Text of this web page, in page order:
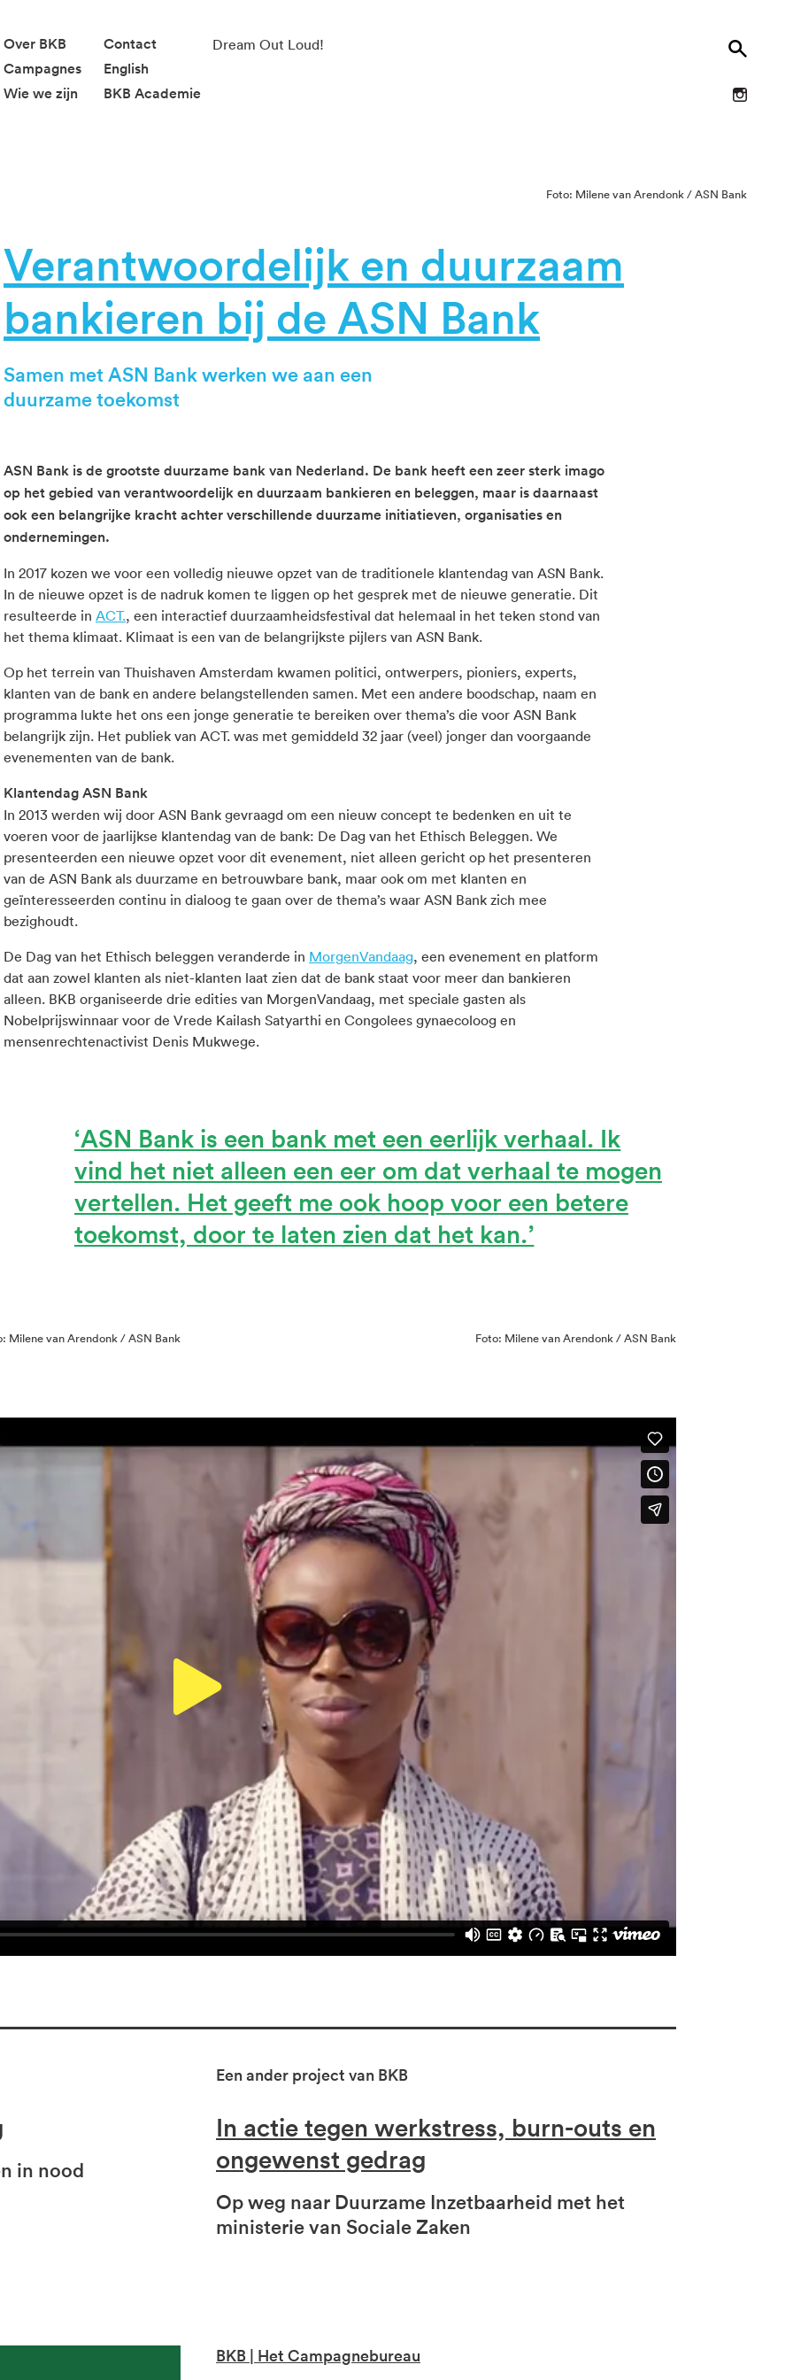
Over BKB
Campagnes
Wie we zijn
Contact
English
BKB Academie
Dream Out Loud!
Foto: Milene van Arendonk / ASN Bank
Verantwoordelijk en duurzaam
bankieren bij de ASN Bank
Samen met ASN Bank werken we aan een
duurzame toekomst
ASN Bank is de grootste duurzame bank van Nederland. De bank heeft een zeer sterk imago
op het gebied van verantwoordelijk en duurzaam bankieren en beleggen, maar is daarnaast
ook een belangrijke kracht achter verschillende duurzame initiatieven, organisaties en
ondernemingen.
In 2017 kozen we voor een volledig nieuwe opzet van de traditionele klantendag van ASN Bank.
In de nieuwe opzet is de nadruk komen te liggen op het gesprek met de nieuwe generatie. Dit
resulteerde in ACT., een interactief duurzaamheidsfestival dat helemaal in het teken stond van
het thema klimaat. Klimaat is een van de belangrijkste pijlers van ASN Bank.
Op het terrein van Thuishaven Amsterdam kwamen politici, ontwerpers, pioniers, experts,
klanten van de bank en andere belangstellenden samen. Met een andere boodschap, naam en
programma lukte het ons een jonge generatie te bereiken over thema’s die voor ASN Bank
belangrijk zijn. Het publiek van ACT. was met gemiddeld 32 jaar (veel) jonger dan voorgaande
evenementen van de bank.
Klantendag ASN Bank
In 2013 werden wij door ASN Bank gevraagd om een nieuw concept te bedenken en uit te
voeren voor de jaarlijkse klantendag van de bank: De Dag van het Ethisch Beleggen. We
presenteerden een nieuwe opzet voor dit evenement, niet alleen gericht op het presenteren
van de ASN Bank als duurzame en betrouwbare bank, maar ook om met klanten en
geïnteresseerden continu in dialoog te gaan over de thema’s waar ASN Bank zich mee
bezighoudt.
De Dag van het Ethisch beleggen veranderde in MorgenVandaag, een evenement en platform
dat aan zowel klanten als niet-klanten laat zien dat de bank staat voor meer dan bankieren
alleen. BKB organiseerde drie edities van MorgenVandaag, met speciale gasten als
Nobelprijswinnaar voor de Vrede Kailash Satyarthi en Congolees gynaecoloog en
mensenrechtenactivist Denis Mukwege.
ASN Bank is een bank met een eerlijk verhaal. Ik
vind het niet alleen een eer om dat verhaal te mogen
vertellen. Het geeft me ook hoop voor een betere
toekomst, door te laten zien dat het kan.
Milene van Arendonk / ASN Bank Foto: Milene van Arendonk / ASN Bank
in nood
Een ander project van BKB
In actie tegen werkstress, burn-outs en
ongewenst gedrag
Op weg naar Duurzame Inzetbaarheid met het
ministerie van Sociale Zaken
BKB | Het Campagnebureau